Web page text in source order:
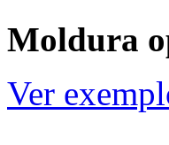
Moldura
Ver